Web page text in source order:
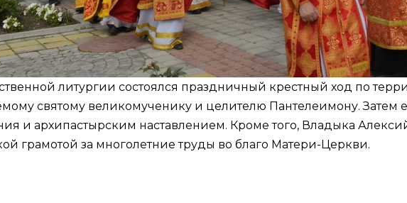
литургии состоялся праздничный крестный ход по
святому великомученику и целителю Пантелеимону. Затем
и архипастырским наставлением. Кроме того, Владыка
грамотой за многолетние труды во благо Матери-Церкви.